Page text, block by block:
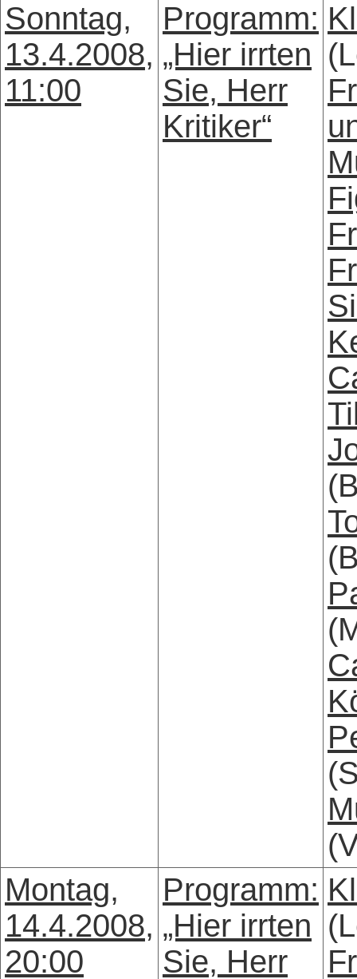
Sonntag,
13.4.2008,
11:00
Programm:
„Hier irrten
Sie, Herr
Kritiker“
Montag,
14.4.2008,
20:00
Programm:
„Hier irrten
Sie, Herr